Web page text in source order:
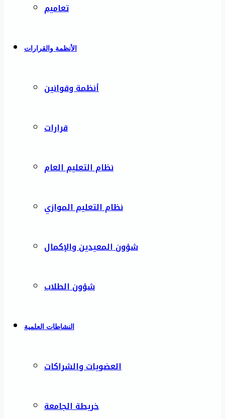
تعاميم
الأنظمة والقرارات
أنظمة وقوانين
قرارات
نظام التعليم العام
نظام التعليم الموازي
شؤون المعيدين والإكمال
شؤون الطلاب
النشاطات العلمية
العضويات والشراكات
خريطة الجامعة